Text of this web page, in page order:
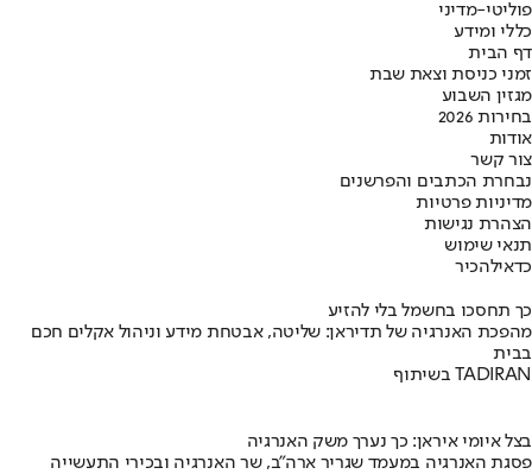
פוליטי-מדיני
כללי ומידע
דף הבית
זמני כניסת וצאת שבת
מגזין השבוע
בחירות 2026
אודות
צור קשר
נבחרת הכתבים והפרשנים
מדיניות פרטיות
הצהרת נגישות
תנאי שימוש
כדאילהכיר
כך תחסכו בחשמל בלי להזיע
מהפכת האנרגיה של תדיראן: שליטה, אבטחת מידע וניהול אקלים חכם
בבית
בשיתוף TADIRAN
בצל איומי איראן: כך נערך משק האנרגיה
פסגת האנרגיה במעמד שגריר ארה"ב, שר האנרגיה ובכירי התעשייה